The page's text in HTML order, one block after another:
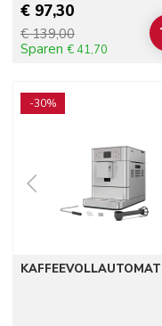
€ 97,30
€ 139,00
Sparen € 41,70
-30%